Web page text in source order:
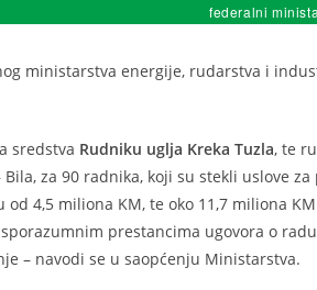
federalni
ministarstva energije, rudarstva i
sredstva Rudniku uglja Kreka Tuzla, te
Bila, za 90 radnika, koji su stekli uslove
od 4,5 miliona KM, te oko 11,7 miliona
prestancima ugovora o
– navodi se u saopćenju Ministarstva.